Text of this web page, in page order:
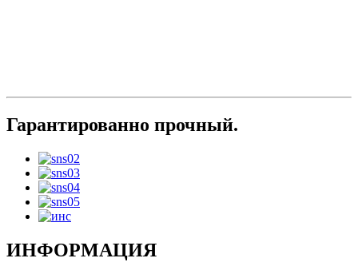
Гарантированно прочный.
ИНФОРМАЦИЯ